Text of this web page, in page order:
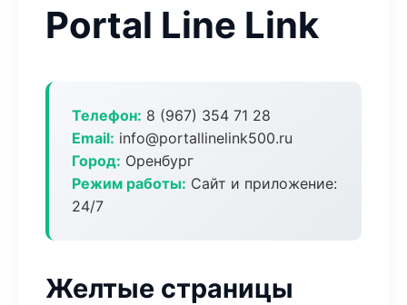
Portal Line Link
Телефон: 8 (967) 354 71 28
Email: info@portallinelink500.ru
Город: Оренбург
Режим работы: Сайт и приложение:
24/7
Желтые страницы